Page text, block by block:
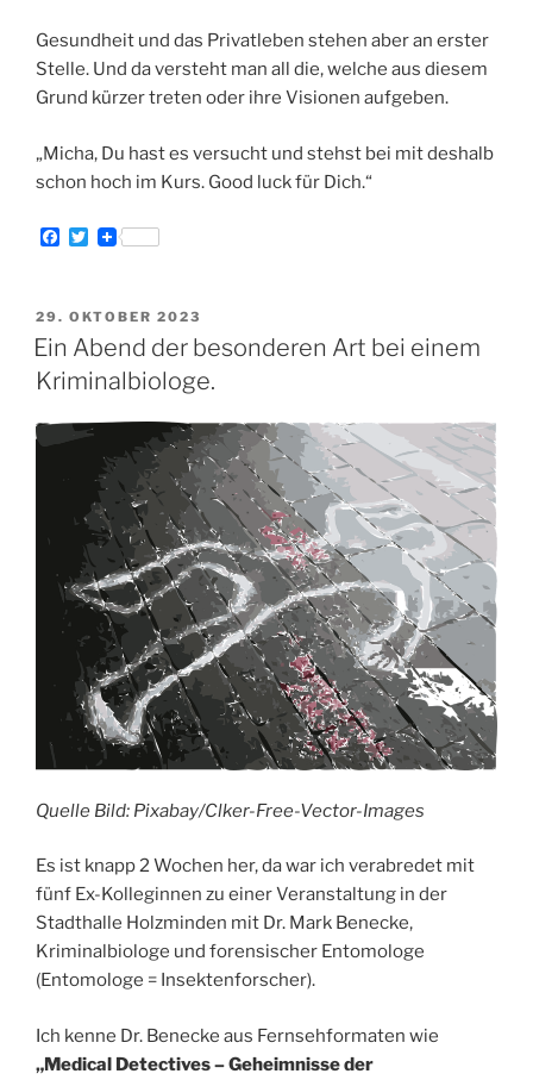
Gesundheit und das Privatleben stehen aber an erster
Stelle. Und da versteht man all die, welche aus diesem
Grund kürzer treten oder ihre Visionen aufgeben.
„Micha, Du hast es versucht und stehst bei mit deshalb
schon hoch im Kurs. Good luck für Dich.“
F
b
o
k
T
t
r
VERÖFFENTLICHT
AM
29. OKTOBER 2023
Ein Abend der besonderen Art bei einem
Kriminalbiologe.
Quelle Bild: Pixabay/Clker-Free-Vector-Images
Es ist knapp 2 Wochen her, da war ich verabredet mit
fünf Ex-Kolleginnen zu einer Veranstaltung in der
Stadthalle Holzminden mit Dr. Mark Benecke,
Kriminalbiologe und forensischer Entomologe
(Entomologe = Insektenforscher).
Ich kenne Dr. Benecke aus Fernsehformaten wie
„Medical Detectives – Geheimnisse der